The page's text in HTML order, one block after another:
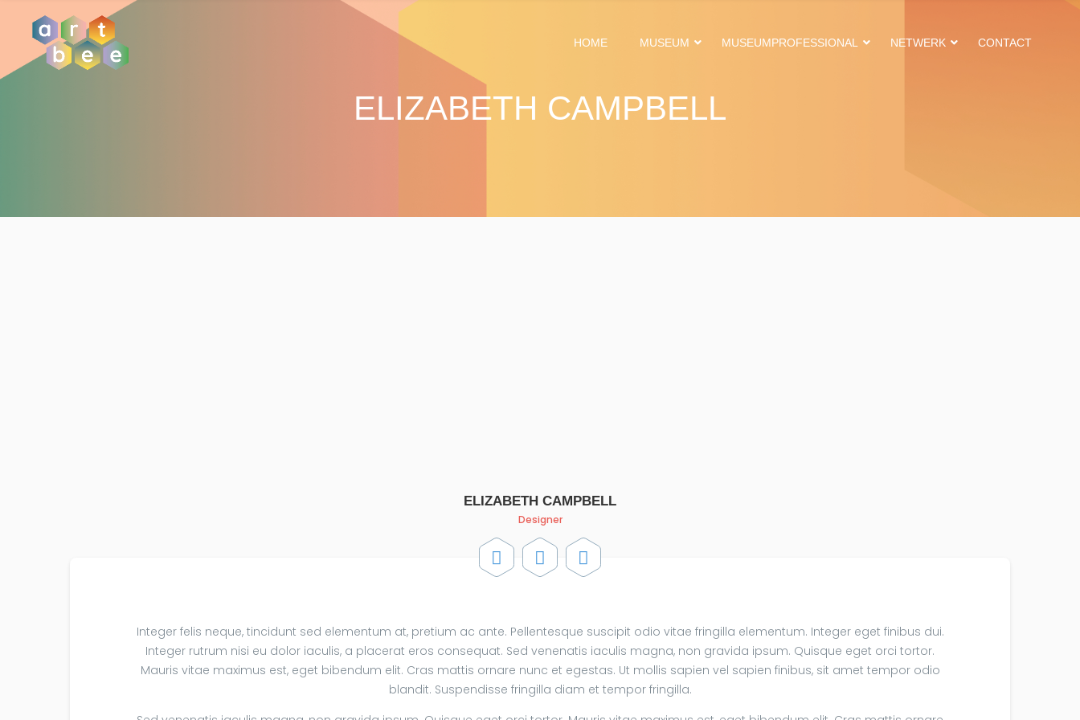
HOME MUSEUM MUSEUMPROFESSIONAL NETWERK CONTACT
ELIZABETH CAMPBELL
ELIZABETH CAMPBELL
Designer
Integer felis neque, tincidunt sed elementum at, pretium ac ante. Pellentesque suscipit odio vitae fringilla elementum. Integer eget finibus dui.
Integer rutrum nisi eu dolor iaculis, a placerat eros consequat. Sed venenatis iaculis magna, non gravida ipsum. Quisque eget orci tortor.
Mauris vitae maximus est, eget bibendum elit. Cras mattis ornare nunc et egestas. Ut mollis sapien vel sapien finibus, sit amet tempor odio
blandit. Suspendisse fringilla diam et tempor fringilla.